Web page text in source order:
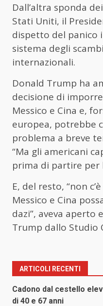
Dall’altra sponda
Stati Uniti, il
dispetto del panico
sistema degli
internazionali.
Donald Trump ha
decisione di
Messico e Cina e,
europea, potrebbe
problema a breve
“Ma gli americani
prima di partire per
E, del resto, “non
Messico e Cina
dazi”, aveva aperto
Trump dallo Studio
ARTICOLI RECENTI
Cadono dal cestello
di 40 e 67 anni